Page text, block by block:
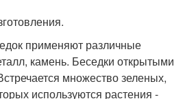
применяют различные
камень. Беседки открытыми
множество зеленых,
используются растения -